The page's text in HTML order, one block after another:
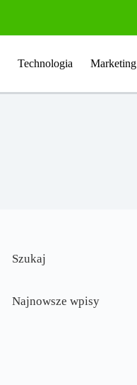
Technologia Marketing
Szukaj
Najnowsze wpisy